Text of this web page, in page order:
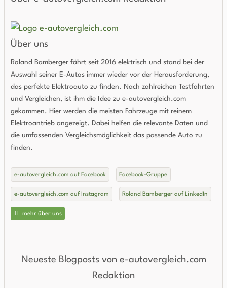
Über uns
Roland Bamberger fährt seit 2016 elektrisch und stand bei der
Auswahl seiner E-Autos immer wieder vor der Herausforderung,
das perfekte Elektroauto zu finden. Nach zahlreichen Testfahrten
und Vergleichen, ist ihm die Idee zu e-autovergleich.com
gekommen. Hier werden die meisten Fahrzeuge mit reinem
Elektroantrieb angezeigt. Dabei helfen die relevante Daten und
die umfassenden Vergleichsmöglichkeit das passende Auto zu
finden.
e-autovergleich.com auf Facebook Facebook-Gruppe
e-autovergleich.com auf Instagram Roland Bamberger auf LinkedIn
mehr über uns
Neueste Blogposts von e-autovergleich.com
Redaktion